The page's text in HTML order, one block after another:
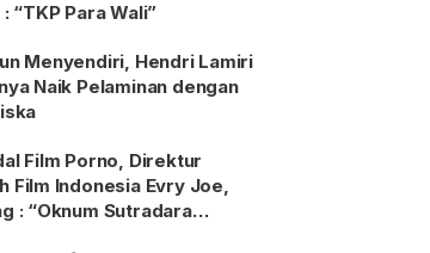
“TKP Para Wali”
Menyendiri, Hendri Lamiri
Naik Pelaminan dengan
Film Porno, Direktur
Film Indonesia Evry Joe,
: “Oknum Sutradara